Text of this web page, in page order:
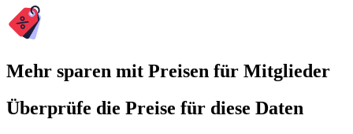
Mehr sparen mit Preisen für Mitglieder
Überprüfe die Preise für diese Daten